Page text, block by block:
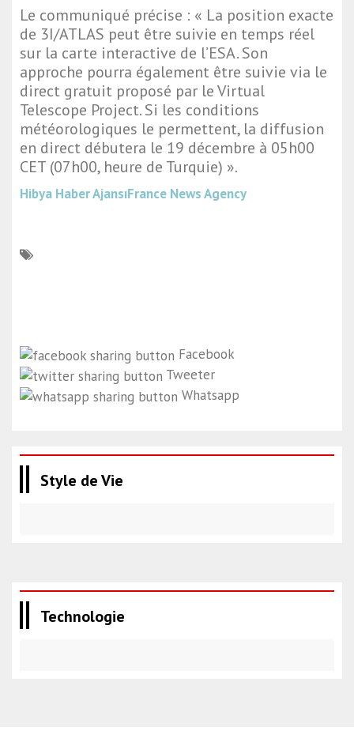
Le communiqué précise : « La position exacte
de 3I/ATLAS peut être suivie en temps réel
sur la carte interactive de l’ESA. Son
approche pourra également être suivie via le
direct gratuit proposé par le Virtual
Telescope Project. Si les conditions
météorologiques le permettent, la diffusion
en direct débutera le 19 décembre à 05h00
CET (07h00, heure de Turquie) ».
Hibya Haber AjansıFrance News Agency
Facebook
Tweeter
Whatsapp
Style de Vie
Technologie